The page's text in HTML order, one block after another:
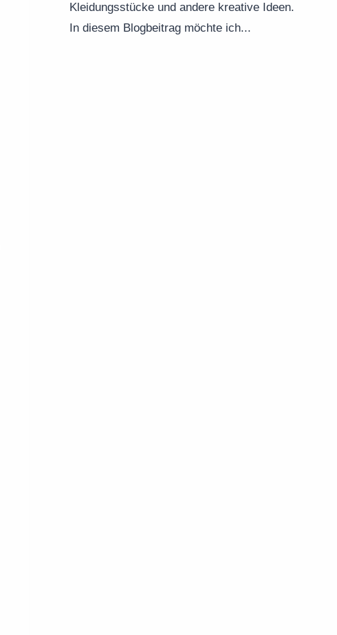
Kleidungsstücke und andere kreative Ideen.
In diesem Blogbeitrag möchte ich...